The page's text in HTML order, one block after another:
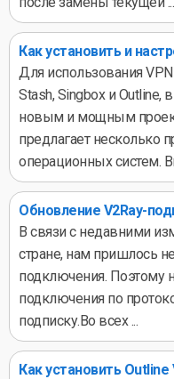
Для использования
Stash, Singbox и Outline,
новым и мощным
предлагает несколько
операционных систем.
В связи с недавними
стране, нам пришлось
подключения. Поэтому
подключения по
подписку.Во всех ...
Как установить Outline